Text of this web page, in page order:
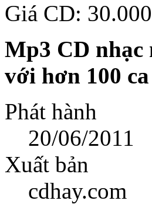
Giá CD:
Mp3 CD nhạc
với hơn 100
Phát hành
20/06/2011
Xuất bản
cdhay.com